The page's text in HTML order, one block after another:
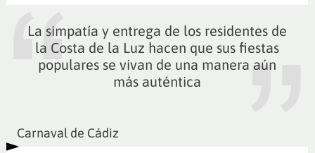
La simpatía y entrega de los residentes de
la Costa de la Luz hacen que sus fiestas
populares se vivan de una manera aún
más auténtica
Carnaval de Cádiz